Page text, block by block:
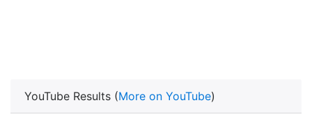
YouTube Results (More on YouTube)